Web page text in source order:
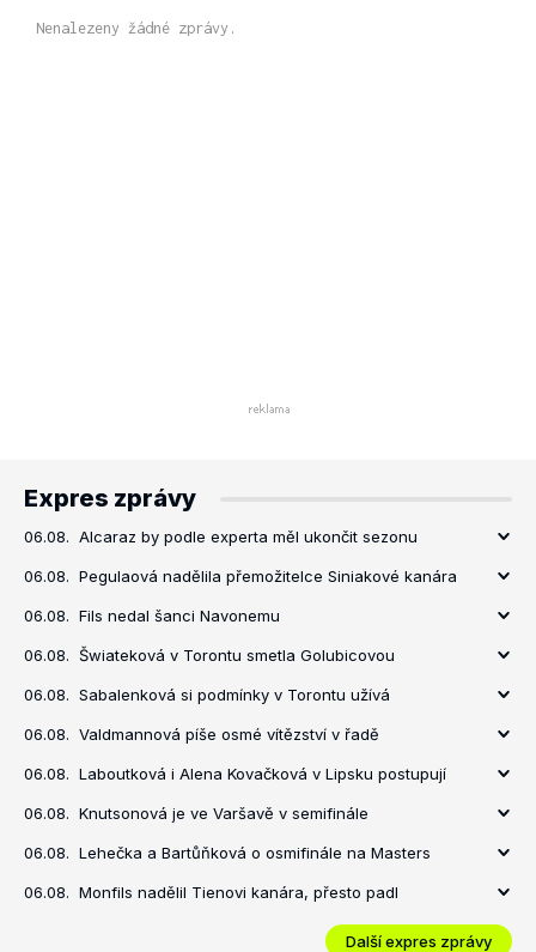
Nenalezeny žádné zprávy.
Expres zprávy
06.08. Alcaraz by podle experta měl ukončit sezonu
06.08. Pegulaová nadělila přemožitelce Siniakové kanára
06.08. Fils nedal šanci Navonemu
06.08. Šwiateková v Torontu smetla Golubicovou
06.08. Sabalenková si podmínky v Torontu užívá
06.08. Valdmannová píše osmé vítězství v řadě
06.08. Laboutková i Alena Kovačková v Lipsku postupují
06.08. Knutsonová je ve Varšavě v semifinále
06.08. Lehečka a Bartůňková o osmifinále na Masters
06.08. Monfils nadělil Tienovi kanára, přesto padl
Další expres zprávy